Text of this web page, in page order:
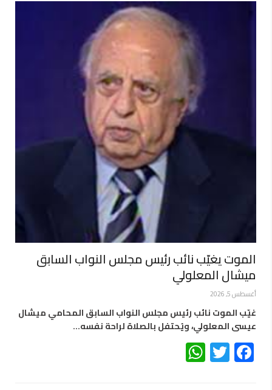
الموت يغيّب نائب رئيس مجلس النواب السابق
ميشال المعلولي
أغسطس 5, 2026
غيّب الموت نائب رئيس مجلس النواب السابق المحامي ميشال
عيسى المعلولي، ويُحتفل بالصلاة لراحة نفسه…
Facebook
Twitter